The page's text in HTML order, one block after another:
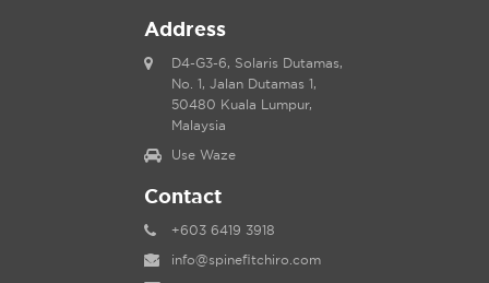
Address
D4-G3-6, Solaris Dutamas,
No. 1, Jalan Dutamas 1,
50480 Kuala Lumpur,
Malaysia
Use Waze
Contact
+603 6419 3918
info@spinefitchiro.com